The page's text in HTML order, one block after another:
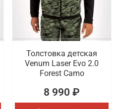
Толстовка детская
Venum Laser Evo 2.0
Forest Camo
8 990 ₽